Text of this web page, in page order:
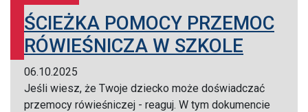
ŚCIEŻKA POMOCY PRZEMOC
RÓWIEŚNICZA W SZKOLE
06.10.2025
Jeśli wiesz, że Twoje dziecko może doświadczać
przemocy rówieśniczej - reaguj. W tym dokumencie